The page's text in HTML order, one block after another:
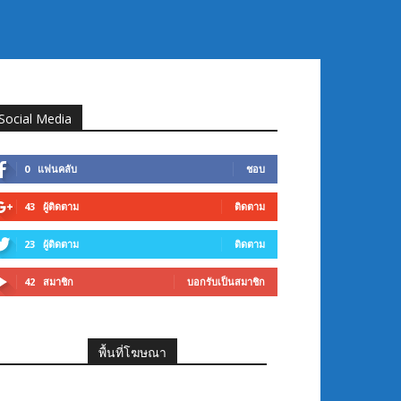
Media
0 แฟนคลับ ชอบ
43 ผู้ติดตาม ติดตาม
23 ผู้ติดตาม ติดตาม
42 สมาชิก บอกรับเป็นสมาชิก
พื้นที่โฆษณา